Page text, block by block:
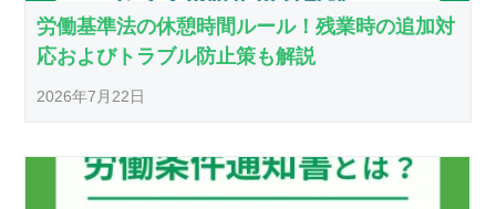
労働基準法の休憩時間ルール！残業時の追加対
応およびトラブル防止策も解説
2026年7月22日